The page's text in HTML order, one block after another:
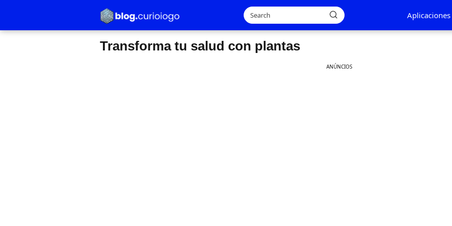
Aplicaciones
Transforma tu salud con plantas
ANÚNCIOS